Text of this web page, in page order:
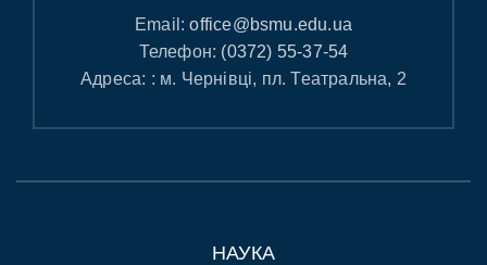
Email:office@bsmu.edu.ua
Телефон: (0372) 55-37-54
Адреса: : м. Чернівці, пл. Театральна, 2
НАУКА